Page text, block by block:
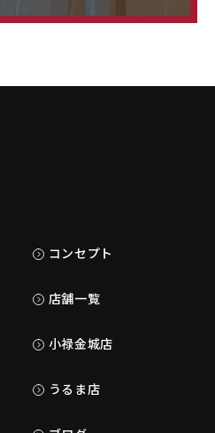
コンセプト
店舗一覧
小禄金城店
うるま店